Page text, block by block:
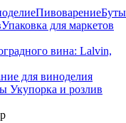
Пивоварение
Упаковка для маркетов
вина: Lalvin,
для виноделия
Укупорка и розлив